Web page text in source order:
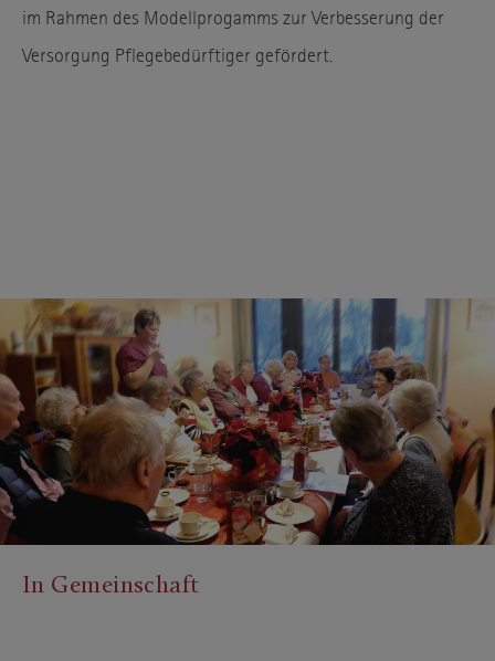
im Rahmen des Modellprogamms zur Verbesserung der
Versorgung Pflegebedürftiger gefördert.
In Gemeinschaft